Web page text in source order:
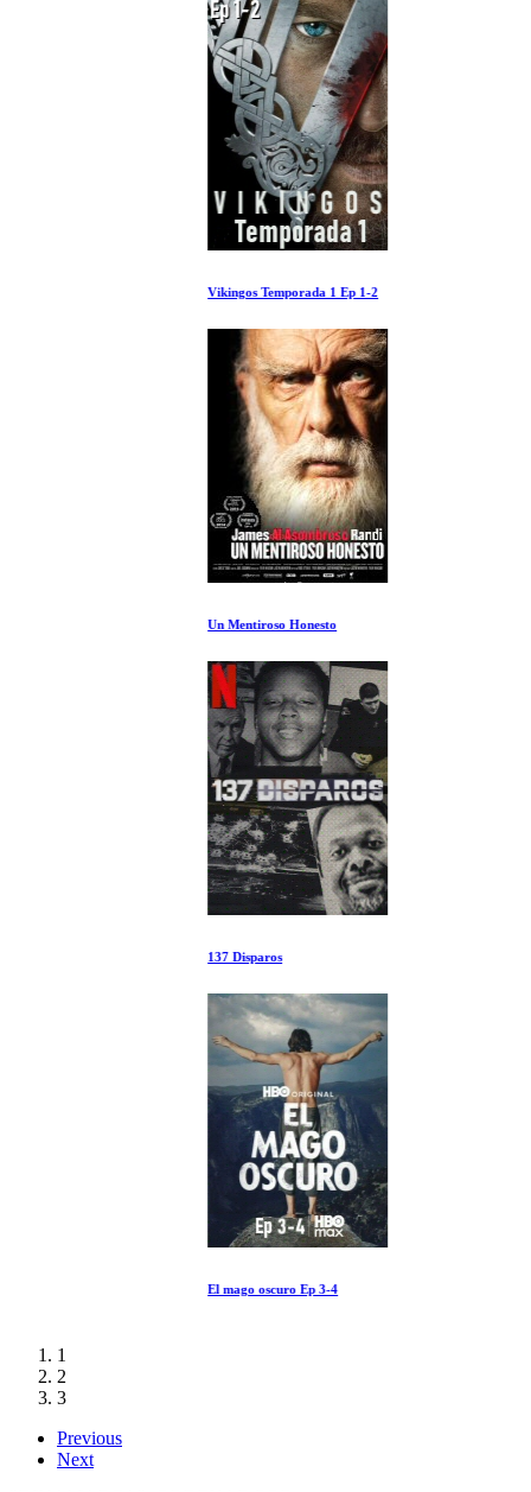
Vikingos Temporada 1 Ep 1-2
1
2
3
Previous
Next